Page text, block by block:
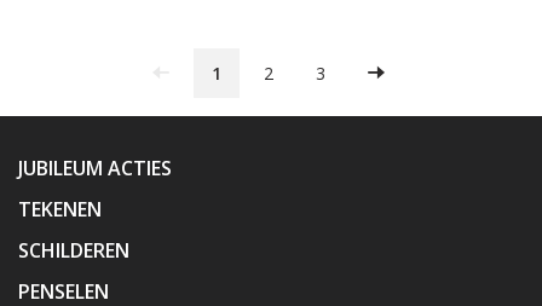
1 2 3
JUBILEUM ACTIES
TEKENEN
SCHILDEREN
PENSELEN